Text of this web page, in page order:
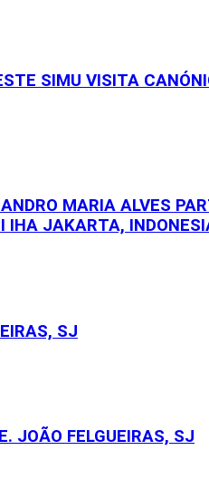
SIMU VISITA
MARIA ALVES
IHA JAKARTA,
SJ
JOÃO FELGUEIRAS, SJ